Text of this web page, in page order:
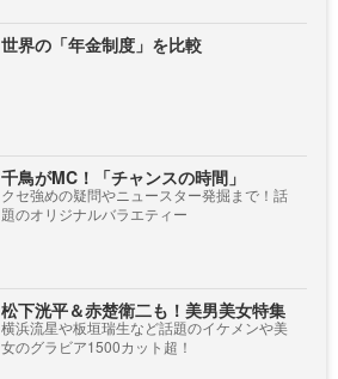
世界の「年金制度」を比較
千鳥がMC！「チャンスの時間」
クセ強めの疑問やニュースター発掘まで！話
題のオリジナルバラエティー
松下洸平＆赤楚衛二も！美男美女特集
横浜流星や板垣瑞生など話題のイケメンや美
女のグラビア1500カット超！